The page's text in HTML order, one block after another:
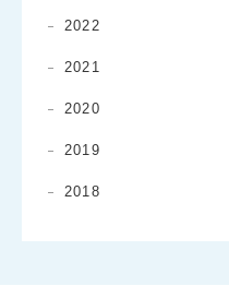
2022
2021
2020
2019
2018